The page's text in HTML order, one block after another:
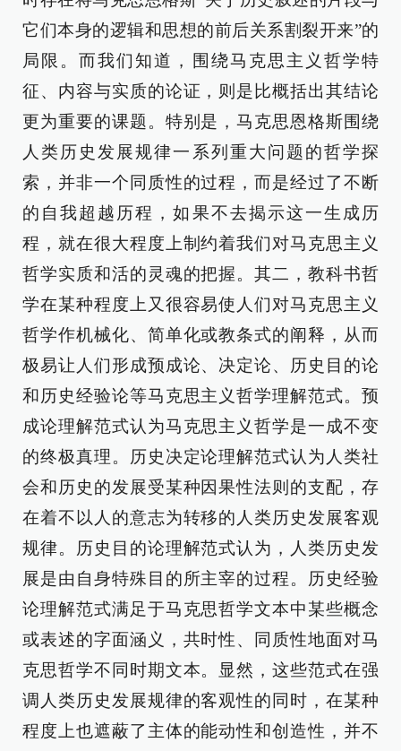
它们本身的逻辑和思想的前后关系割裂开来”的
局限。而我们知道，围绕马克思主义哲学特
征、内容与实质的论证，则是比概括出其结论
更为重要的课题。特别是，马克思恩格斯围绕
人类历史发展规律一系列重大问题的哲学探
索，并非一个同质性的过程，而是经过了不断
的自我超越历程，如果不去揭示这一生成历
程，就在很大程度上制约着我们对马克思主义
哲学实质和活的灵魂的把握。其二，教科书哲
学在某种程度上又很容易使人们对马克思主义
哲学作机械化、简单化或教条式的阐释，从而
极易让人们形成预成论、决定论、历史目的论
和历史经验论等马克思主义哲学理解范式。预
成论理解范式认为马克思主义哲学是一成不变
的终极真理。历史决定论理解范式认为人类社
会和历史的发展受某种因果性法则的支配，存
在着不以人的意志为转移的人类历史发展客观
规律。历史目的论理解范式认为，人类历史发
展是由自身特殊目的所主宰的过程。历史经验
论理解范式满足于马克思哲学文本中某些概念
或表述的字面涵义，共时性、同质性地面对马
克思哲学不同时期文本。显然，这些范式在强
调人类历史发展规律的客观性的同时，在某种
程度上也遮蔽了主体的能动性和创造性，并不